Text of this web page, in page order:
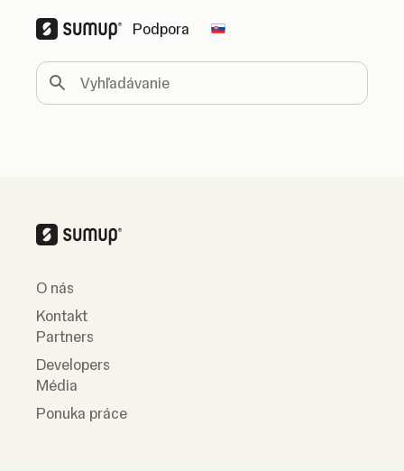
Podpora Change country
Vyhľadávanie
O nás
Kontakt
Partners
Developers
Média
Ponuka práce